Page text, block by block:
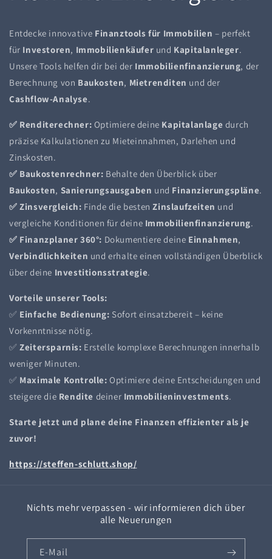
Entdecke innovative Finanztools für Immobilien – perfekt
für Investoren, Immobilienkäufer und Kapitalanleger.
Unsere Tools helfen dir bei der Immobilienfinanzierung, der
Berechnung von Baukosten, Mietrenditen und der
Cashflow-Analyse.
✅ Renditerechner: Optimiere deine Kapitalanlage durch
präzise Kalkulationen zu Mieteinnahmen, Darlehen und
Zinskosten.
✅ Baukostenrechner: Behalte den Überblick über
Baukosten, Sanierungsausgaben und Finanzierungspläne.
✅Zinsvergleich: Finde die bestenZinslaufzeiten und
vergleiche Konditionen für deine Immobilienfinanzierung.
✅ Finanzplaner 360°: Dokumentiere deine Einnahmen,
Verbindlichkeiten und erhalte einen vollständigen Überblick
über deine Investitionsstrategie.
Vorteile unserer Tools:
✅ Einfache Bedienung: Sofort einsatzbereit – keine
Vorkenntnisse nötig.
✅Zeitersparnis: Erstelle komplexe Berechnungen innerhalb
weniger Minuten.
✅ Maximale Kontrolle: Optimiere deine Entscheidungen und
steigere die Rendite deiner Immobilieninvestments.
Starte jetzt und plane deine Finanzen effizienter als je
zuvor!
https://steffen-schlutt.shop/
Nichts mehr verpassen - wir informieren dich über
alle Neuerungen
E-Mail